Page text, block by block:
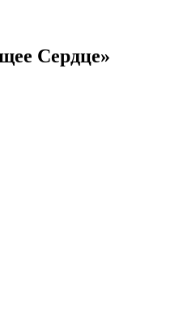
Сердце»